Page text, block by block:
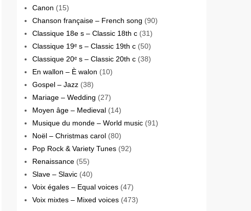
Canon (15)
Chanson française – French song (90)
Classique 18e s – Classic 18th c (31)
Classique 19ᵉ s – Classic 19th c (50)
Classique 20ᵉ s – Classic 20th c (38)
En wallon – È walon (10)
Gospel – Jazz (38)
Mariage – Wedding (27)
Moyen âge – Medieval (14)
Musique du monde – World music (91)
Noël – Christmas carol (80)
Pop Rock & Variety Tunes (92)
Renaissance (55)
Slave – Slavic (40)
Voix égales – Equal voices (47)
Voix mixtes – Mixed voices (473)